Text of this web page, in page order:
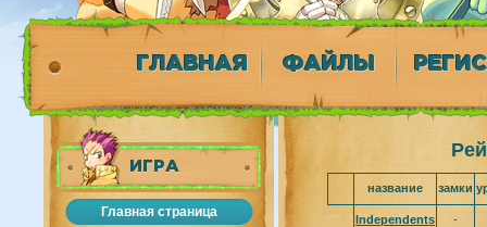
ГЛАВНАЯ ФАЙЛЫ
название замки
Independents -
ИГРА
Главная страница